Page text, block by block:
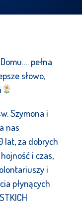
pełna
słowo,
Szymona i
nas
lat, za dobrych
i czas,
i
płynących